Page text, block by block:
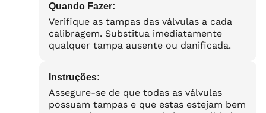
Quando Fazer:
Verifique as tampas das válvulas a cada
calibragem. Substitua imediatamente
qualquer tampa ausente ou danificada.
Instruções:
Assegure-se de que todas as válvulas
possuam tampas e que estas estejam bem